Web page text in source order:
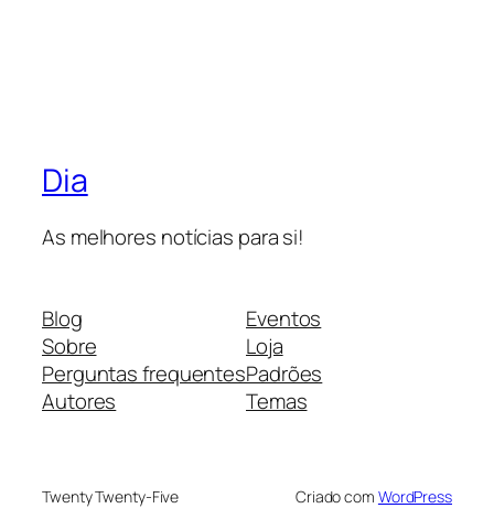
Dia
As melhores notícias para si!
Blog
Sobre
Perguntas frequentes
Autores
Eventos
Loja
Padrões
Temas
Twenty Twenty-Five Criado com WordPress